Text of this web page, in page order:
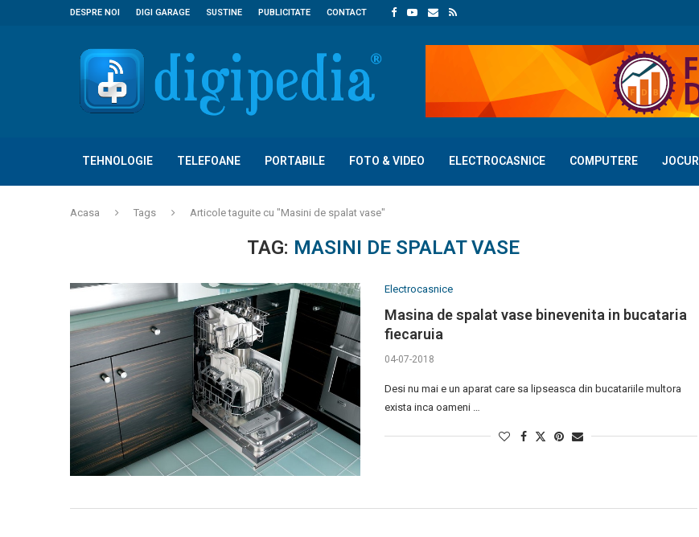
DESPRE NOI DIGI GARAGE SUSTINE PUBLICITATE CONTACT
TEHNOLOGIE TELEFOANE PORTABILE FOTO & VIDEO ELECTROCASNICE COMPUTERE JOCURI
Acasa Tags Articole taguite cu "Masini de spalat vase"
TAG: MASINI DE SPALAT VASE
Electrocasnice
Masina de spalat vase binevenita in bucataria
fiecaruia
04-07-2018
Desi nu mai e un aparat care sa lipseasca din bucatariile multora
exista inca oameni …